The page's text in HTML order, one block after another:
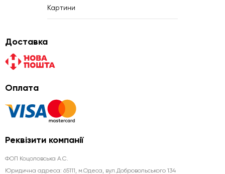
Картини
Доставка
Оплата
Реквізити компанії
ФОП Коцоловська А.С.
Юридична aдреса: 65111, м.Одеса, вул.Добровольського 134